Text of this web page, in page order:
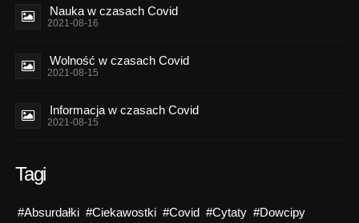
Nauka w czasach Covid
2021-08-16
Wolność w czasach Covid
2021-08-15
Informacja w czasach Covid
2021-08-15
Tagi
#Absurdałki #Ciekawostki #Covid #Cytaty #Dowcipy